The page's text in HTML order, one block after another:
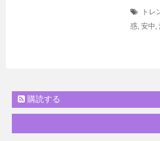
トレ
惑, 安中,
購読する